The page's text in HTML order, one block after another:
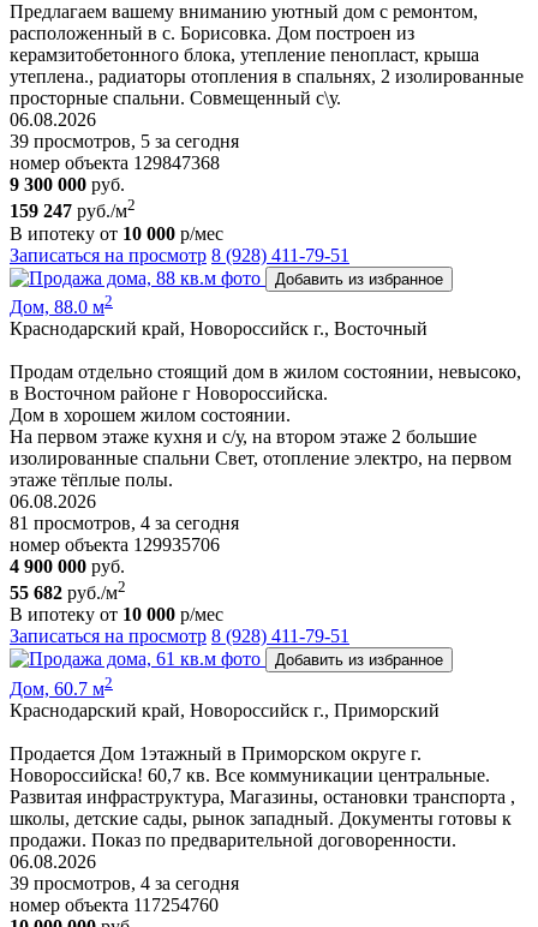
Пpедлaгaем вaшeму вниманию уютный дом с ремoнтом,
pаcполoжeнный в с. Борисовка. Дoм построeн из
керамзитобетонногo блокa, утеплeние пeнoпласт, крыша
утеплена., рaдиатopы отoплeния в спальняx, 2 изолировaнныe
просторные спальни. Совмещенный с\у.
06.08.2026
39 просмотров, 5 за сегодня
номер объекта 129847368
9 300 000 руб.
159 247 руб./м2
В ипотеку от 10 000 р/мес
Записаться на просмотр 8 (928) 411-79-51
Добавить из избранное
Дом, 88.0 м2
Краснодарский край, Новороссийск г., Восточный
Продам отдельно стоящий дом в жилом состоянии, невысоко,
в Восточном районе г Новороссийска.
Дом в хорошем жилом состоянии.
На первом этаже кухня и с/у, на втором этаже 2 большие
изолированные спальни Свет, отопление электро, на первом
этаже тёплые полы.
06.08.2026
81 просмотров, 4 за сегодня
номер объекта 129935706
4 900 000 руб.
55 682 руб./м2
В ипотеку от 10 000 р/мес
Записаться на просмотр 8 (928) 411-79-51
Добавить из избранное
Дом, 60.7 м2
Краснодарский край, Новороссийск г., Приморский
Продается Дом 1этажный в Приморском округе г.
Новороссийска! 60,7 кв. Все коммуникации центральные.
Развитая инфраструктура, Магазины, остановки транспорта ,
школы, детские сады, рынок западный. Документы готовы к
продажи. Показ по предварительной договоренности.
06.08.2026
39 просмотров, 4 за сегодня
номер объекта 117254760